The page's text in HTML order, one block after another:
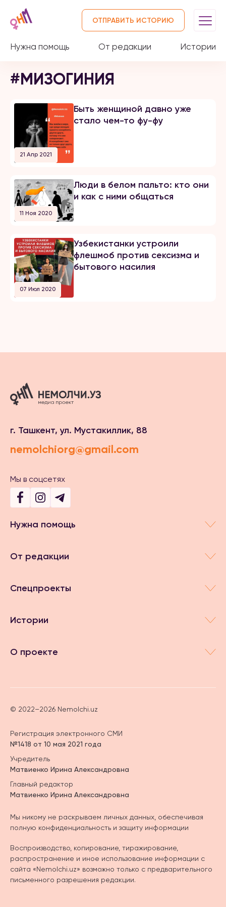
Нужна помощь От редакции Истории
ОТПРАВИТЬ ИСТОРИЮ
#МИЗОГИНИЯ
21 Апр 2021
Быть женщиной давно уже
стало чем-то фу-фу
11 Ноя 2020
Люди в белом пальто: кто они
и как с ними общаться
07 Июл 2020
Узбекистанки устроили
флешмоб против сексизма и
бытового насилия
г. Ташкент, ул. Мустакиллик, 88
nemolchiorg@gmail.com
Мы в соцсетях
Нужна помощь
От редакции
Спецпроекты
Истории
О проекте
© 2022–2026 Nemolchi.uz
Регистрация электронного СМИ
№1418 от 10 мая 2021 года
Учредитель
Матвиенко Ирина Александровна
Главный редактор
Матвиенко Ирина Александровна
Мы никому не раскрываем личных данных, обеспечивая
полную конфиденциальность и защиту информации
Воспроизводство, копирование, тиражирование,
распространение и иное использование информации с
сайта «Nemolchi.uz» возможно только с предварительного
письменного разрешения редакции.